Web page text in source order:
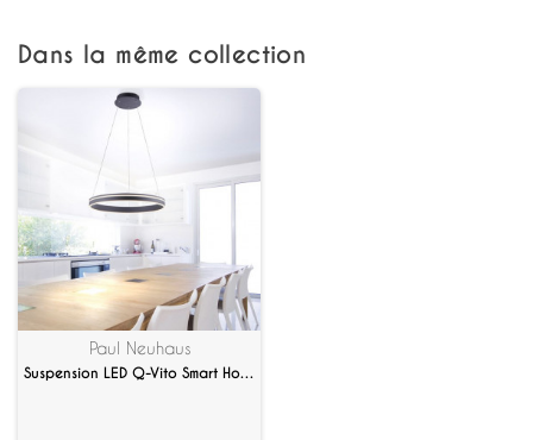
Dans la même collection
Paul Neuhaus
Suspension LED Q-Vito Smart Home 59 cm